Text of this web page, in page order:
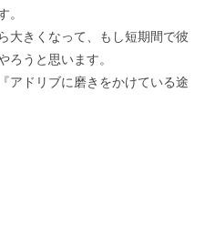
。
大きくなって、もし短期間で彼
ろうと思います。
アドリブに磨きをかけている途